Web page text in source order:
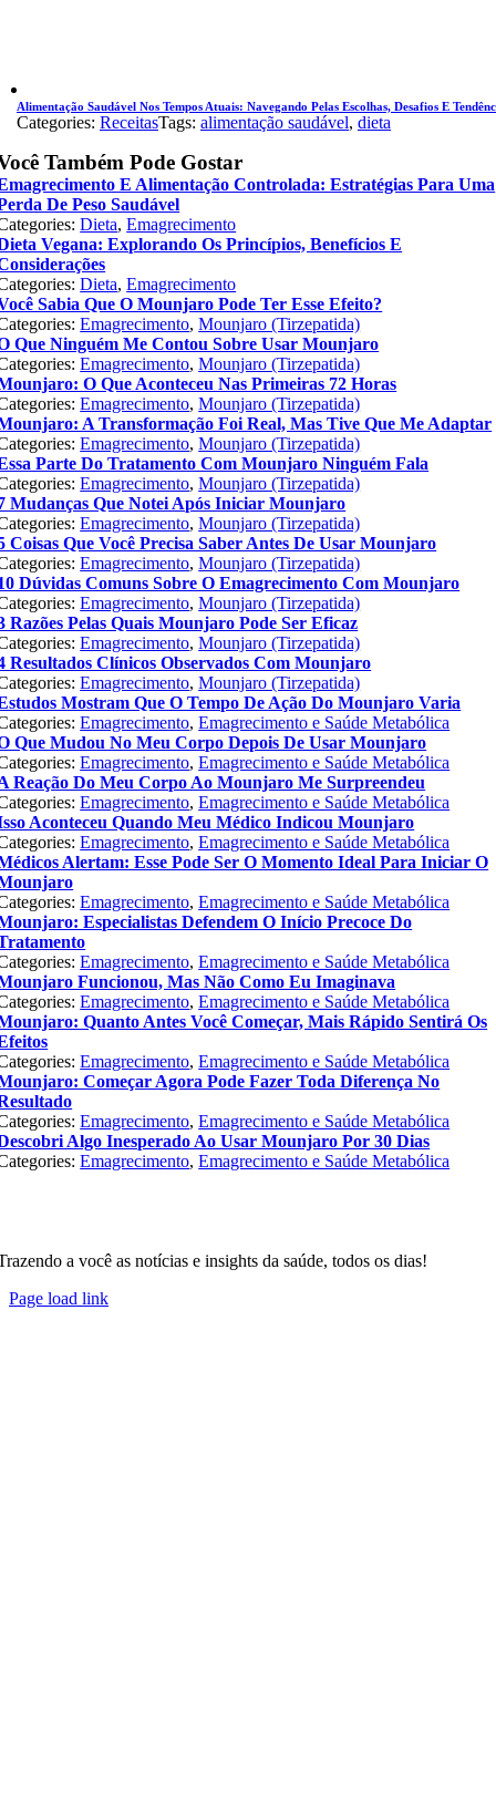
Alimentação Saudável Nos Tempos Atuais: Navegando Pelas Escolhas, Desafios E
Categories: ReceitasTags: alimentação saudável, dieta
Também Pode Gostar
E Alimentação Controlada: Estratégias Para Uma
De Peso Saudável
Dieta,Emagrecimento
Vegana: Explorando Os Princípios, Benefícios E
Dieta,Emagrecimento
Sabia Que O Mounjaro Pode Ter Esse Efeito?
Emagrecimento,Mounjaro (Tirzepatida)
Que Ninguém Me Contou Sobre Usar Mounjaro
Emagrecimento,Mounjaro (Tirzepatida)
O Que Aconteceu Nas Primeiras 72 Horas
Emagrecimento,Mounjaro (Tirzepatida)
A Transformação Foi Real, Mas Tive Que Me Adaptar
Emagrecimento,Mounjaro (Tirzepatida)
Parte Do Tratamento Com Mounjaro Ninguém Fala
Emagrecimento,Mounjaro (Tirzepatida)
Mudanças Que Notei Após Iniciar Mounjaro
Emagrecimento,Mounjaro (Tirzepatida)
Coisas Que Você Precisa Saber Antes De Usar Mounjaro
Emagrecimento,Mounjaro (Tirzepatida)
Dúvidas Comuns Sobre O Emagrecimento Com Mounjaro
Emagrecimento,Mounjaro (Tirzepatida)
Razões Pelas Quais Mounjaro Pode Ser Eficaz
Emagrecimento,Mounjaro (Tirzepatida)
Resultados Clínicos Observados Com Mounjaro
Emagrecimento,Mounjaro (Tirzepatida)
Mostram Que O Tempo De Ação Do Mounjaro Varia
Emagrecimento,Emagrecimento e Saúde Metabólica
Que Mudou No Meu Corpo Depois De Usar Mounjaro
Emagrecimento,Emagrecimento e Saúde Metabólica
Reação Do Meu Corpo Ao Mounjaro Me Surpreendeu
Emagrecimento,Emagrecimento e Saúde Metabólica
Aconteceu Quando Meu Médico Indicou Mounjaro
Emagrecimento,Emagrecimento e Saúde Metabólica
Alertam: Esse Pode Ser O Momento Ideal Para Iniciar O
Emagrecimento,Emagrecimento e Saúde Metabólica
Especialistas Defendem O Início Precoce Do
Emagrecimento,Emagrecimento e Saúde Metabólica
Funcionou, Mas Não Como Eu Imaginava
Emagrecimento,Emagrecimento e Saúde Metabólica
Quanto Antes Você Começar, Mais Rápido Sentirá Os
Emagrecimento,Emagrecimento e Saúde Metabólica
Começar Agora Pode Fazer Toda Diferença No
Emagrecimento,Emagrecimento e Saúde Metabólica
Algo Inesperado Ao Usar Mounjaro Por 30 Dias
Emagrecimento,Emagrecimento e Saúde Metabólica
a você as notícias e insights da saúde, todos os dias!
Page load link